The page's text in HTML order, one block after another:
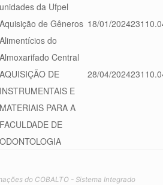
unidades da Ufpel
Aquisição de Gêneros
Alimentícios do
Almoxarifado Central
18/01/2024
AQUISIÇÃO DE
INSTRUMENTAIS E
MATERIAIS PARA A
FACULDADE DE
ODONTOLOGIA
28/04/2024
do COBALTO - Sistema Integrado